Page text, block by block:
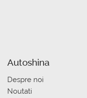
Autoshina
Despre noi
Noutati